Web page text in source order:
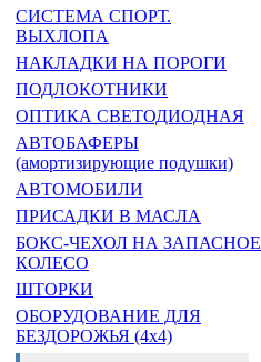
СИСТЕМА СПОРТ.
ВЫХЛОПА
НАКЛАДКИ НА ПОРОГИ
ПОДЛОКОТНИКИ
ОПТИКА СВЕТОДИОДНАЯ
АВТОБАФЕРЫ
(амортизирующие подушки)
АВТОМОБИЛИ
ПРИСАДКИ В МАСЛА
БОКС-ЧЕХОЛ НА ЗАПАСНОЕ
КОЛЕСО
ШТОРКИ
ОБОРУДОВАНИЕ ДЛЯ
БЕЗДОРОЖЬЯ (4x4)